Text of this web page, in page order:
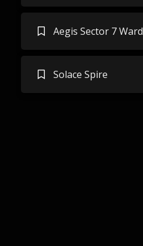
Aegis Sector 7 Ward
Solace Spire